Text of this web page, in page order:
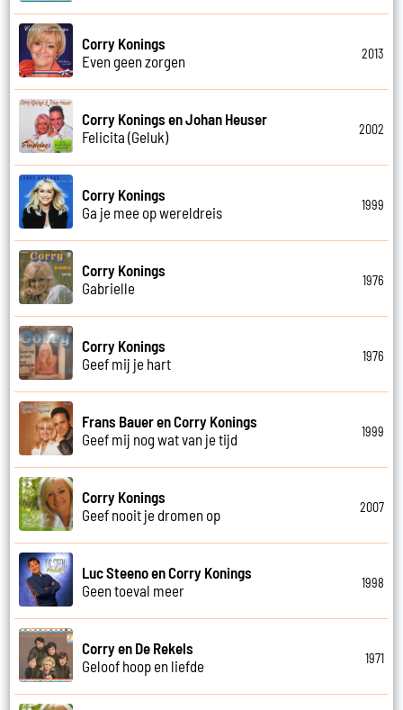
Corry Konings
Even geen zorgen
2013
Corry Konings en Johan Heuser
Felicita (Geluk)
2002
Corry Konings
Ga je mee op wereldreis
1999
Corry Konings
Gabrielle
1976
Corry Konings
Geef mij je hart
1976
Frans Bauer en Corry Konings
Geef mij nog wat van je tijd
1999
Corry Konings
Geef nooit je dromen op
2007
Luc Steeno en Corry Konings
Geen toeval meer
1998
Corry en De Rekels
Geloof hoop en liefde
1971